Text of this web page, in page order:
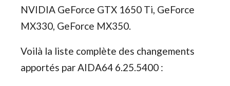
NVIDIA GeForce GTX 1650 Ti, GeForce
MX330, GeForce MX350.
Voilà la liste complète des changements
apportés par AIDA64 6.25.5400 :